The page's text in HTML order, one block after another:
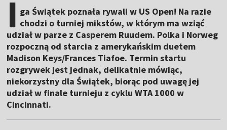
I ga Świątek poznała rywali w US Open! Na razie
chodzi o turniej mikstów, w którym ma wziąć
udział w parze z Casperem Ruudem. Polka i Norweg
rozpoczną od starcia z amerykańskim duetem
Madison Keys/Frances Tiafoe. Termin startu
rozgrywek jest jednak, delikatnie mówiąc,
niekorzystny dla Świątek, biorąc pod uwagę jej
udział w finale turnieju z cyklu WTA 1000 w
Cincinnati.